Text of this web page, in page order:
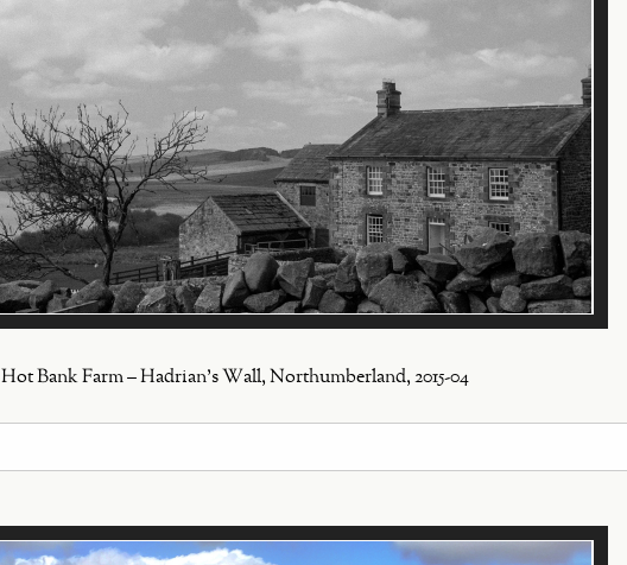
Hot Bank Farm – Hadrian's Wall, Northumberland, 2015-04